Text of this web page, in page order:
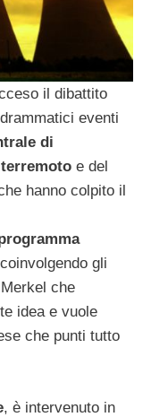
il dibattito
eventi
di
terremoto e del
hanno colpito il
coinvolgendo gli
che
idea e vuole
che punti tutto
, è intervenuto in